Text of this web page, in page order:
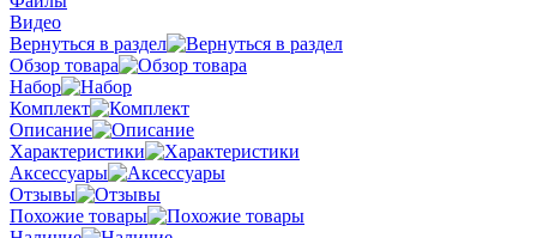
Видео
Вернуться в раздел
Обзор товара
Набор
Комплект
Описание
Характеристики
Аксессуары
Отзывы
Похожие товары